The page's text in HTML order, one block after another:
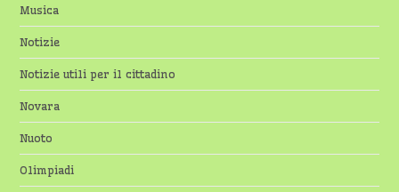
Musica
Notizie
Notizie utili per il cittadino
Novara
Nuoto
Olimpiadi